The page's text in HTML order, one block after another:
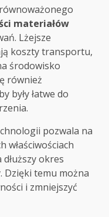
materiałów
Lżejsze
koszty transportu,
środowisko
również
były łatwe do
pozwala na
właściwościach
okres
Dzięki temu można
i zmniejszyć